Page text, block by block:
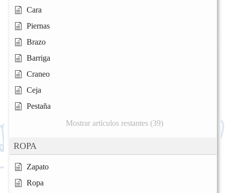
Cara
Piernas
Brazo
Barriga
Craneo
Ceja
Pestaña
Mostrar artículos restantes (39)
ROPA
Zapato
Ropa